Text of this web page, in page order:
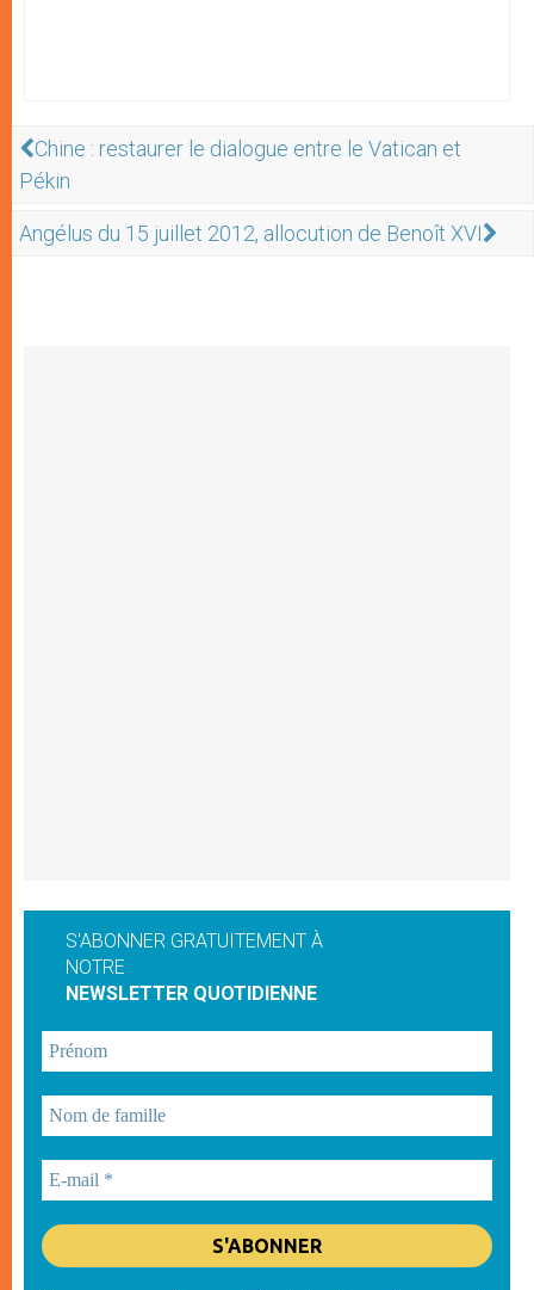
Chine : restaurer le dialogue entre le Vatican et
Pékin
Angélus du 15 juillet 2012, allocution de Benoît XVI
S'ABONNER GRATUITEMENT À
NOTRE
NEWSLETTER QUOTIDIENNE